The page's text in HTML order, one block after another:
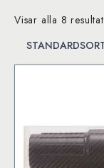
Visar alla 8 resultat